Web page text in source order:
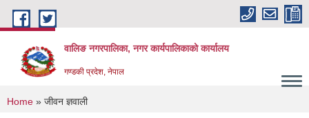
Skip to main content
वालिङ नगरपालिका, नगर कार्यपालिकाको कार्यालय
गण्डकी प्रदेश, नेपाल
You are here
Home » जीवन ज्ञवाली